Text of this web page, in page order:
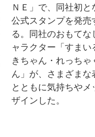
ＮＥ」で、同社初と
公式スタンプを発売
る。同社のおもてな
ャラクター「すまい
きちゃん・れっちゃ
ん」が、さまざまな
とともに気持ちや
ザインした。